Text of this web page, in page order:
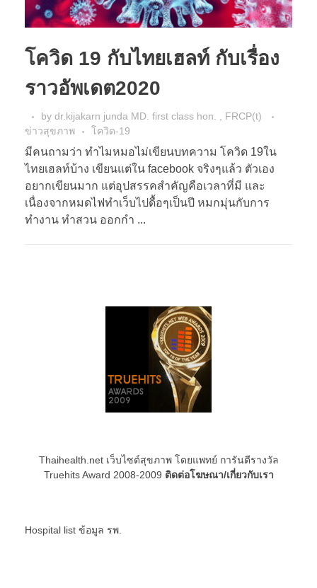
โควิด 19 กับไทยเฮลท์ กับเรื่อง
ราวอัพเดต2020
by dr.kijakarn junda MD. first class hon. , FRCP(t)
ข่าวสุขภาพ
โควิด-19
มีคนถามว่า ทำไมหมอไม่เขียนบทความ โควิด 19ใน
ไทยเฮลท์บ้าง เขียนแต่ใน facebook จริงๆแล้ว ตัวเอง
อยากเขียนมาก แต่อุปสรรคสำคัญคือเวลาที่มี และ
เนื่องจากหมดไฟทำเว็บไปดื้อๆเป็นปี หมกมุ่นกับการ
ทำงาน ทำสวน ออกกำ ...
Thaihealth.net เว็บไซต์สุขภาพ โดยแพทย์ การันตีรางวัล
Truehits Award 2008-2009 ติดต่อโฆษณา/เกี่ยวกับเรา
Hospital list ข้อมูล รพ.